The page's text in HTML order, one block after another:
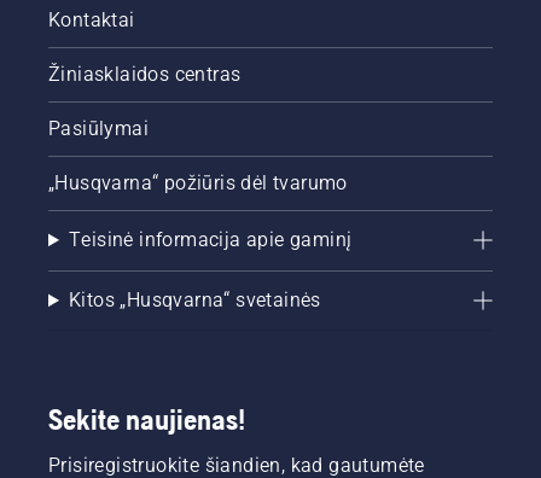
Kontaktai
Žiniasklaidos centras
Pasiūlymai
„Husqvarna“ požiūris dėl tvarumo
Teisinė informacija apie gaminį
Kitos „Husqvarna“ svetainės
Sekite naujienas!
Prisiregistruokite šiandien, kad gautumėte